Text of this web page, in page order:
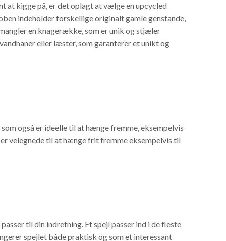
at kigge på, er det oplagt at vælge en upcycled
indeholder forskellige originalt gamle genstande,
en knagerække, som er unik og stjæler
eller læster, som garanterer et unikt og
også er ideelle til at hænge fremme, eksempelvis
velegnede til at hænge frit fremme eksempelvis til
til din indretning. Et spejl passer ind i de fleste
spejlet både praktisk og som et interessant